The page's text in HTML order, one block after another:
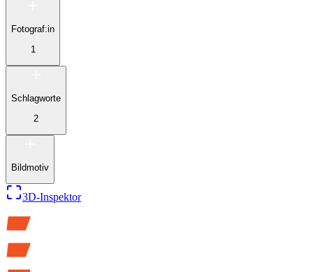
Fotograf:in
1
Schlagworte
2
Bildmotiv
3D-Inspektor